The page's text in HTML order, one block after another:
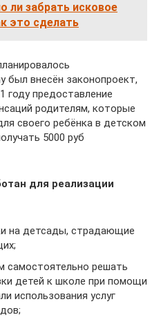
ли забрать исковое
это сделать
был внесён законопроект,
году предоставление
родителям, которые
своего ребёнка в детском
5000 руб
для реализации
на детсады, страдающие
самостоятельно решать
детей к школе при помощи
использования услуг